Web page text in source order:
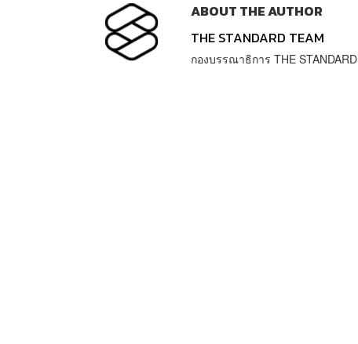
ABOUT THE AUTHOR
THE STANDARD TEAM
กองบรรณาธิการ THE STANDARD